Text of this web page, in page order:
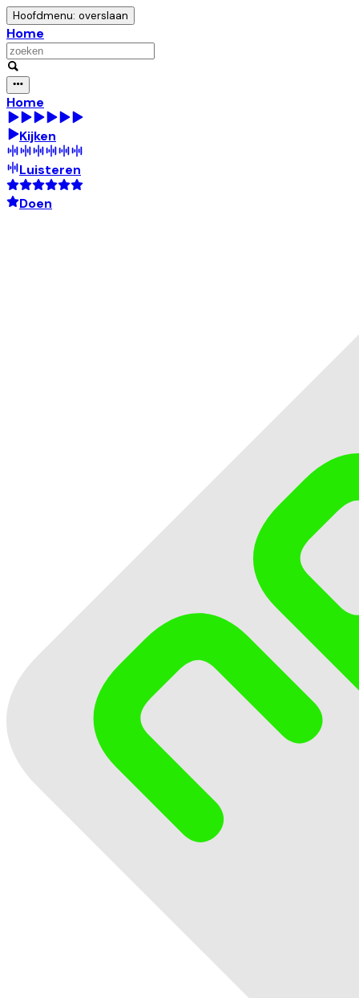
Hoofdmenu: overslaan
Home
Home
Kijken
Luisteren
Doen